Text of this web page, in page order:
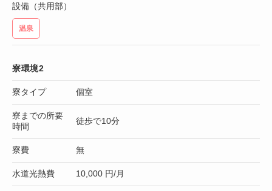
設備（共用部）
温泉
寮環境2
寮タイプ 個室
寮までの所要
時間
徒歩で10分
寮費 無
水道光熱費 10,000 円/月